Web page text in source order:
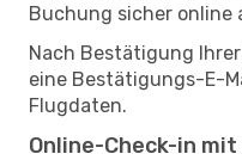
Buchung sicher online
Nach Bestätigung
eine Bestätigungs-E-
Flugdaten.
Online-Check-in